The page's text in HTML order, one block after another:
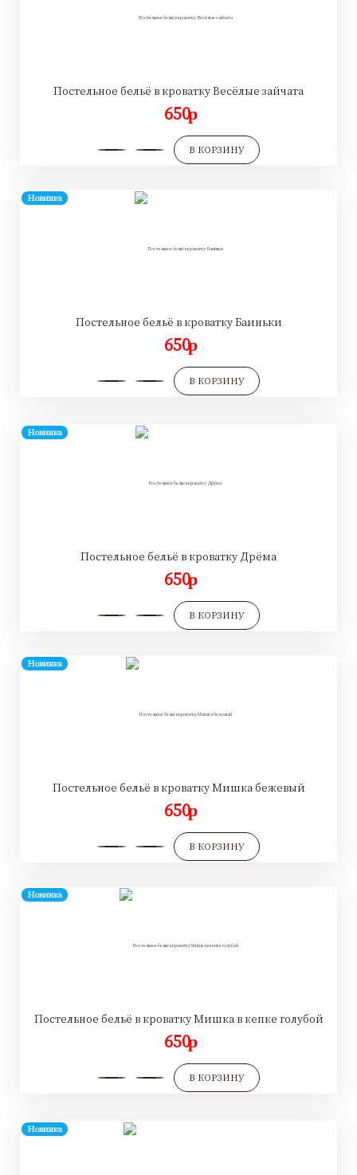
Постельное бельё в кроватку Весёлые зайчата
650p
В КОРЗИНУ
Новинка
Постельное бельё в кроватку Баиньки
650p
В КОРЗИНУ
Новинка
Постельное бельё в кроватку Дрёма
650p
В КОРЗИНУ
Новинка
Постельное бельё в кроватку Мишка бежевый
650p
В КОРЗИНУ
Новинка
Постельное бельё в кроватку Мишка в кепке голубой
650p
В КОРЗИНУ
Новинка